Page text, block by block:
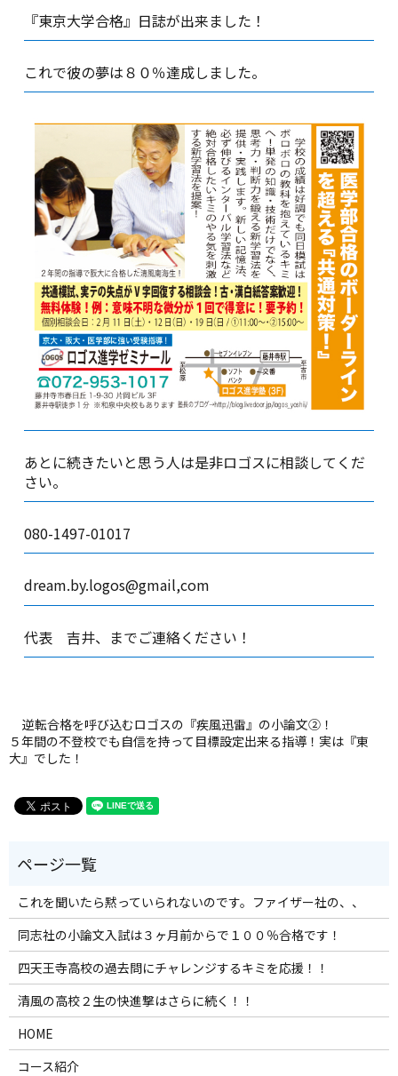
『東京大学合格』日誌が出来ました！
これで彼の夢は８０％達成しました。
あとに続きたいと思う人は是非ロゴスに相談してくだ
さい。
080-1497-01017
dream.by.logos@gmail,com
代表 吉井、までご連絡ください！
逆転合格を呼び込むロゴスの『疾風迅雷』の小論文②！
５年間の不登校でも自信を持って目標設定出来る指導！実は『東
大』でした！
これを聞いたら黙っていられないのです。ファイザー社の、、
同志社の小論文入試は３ヶ月前からで１００％合格です！
四天王寺高校の過去問にチャレンジするキミを応援！！
清風の高校２生の快進撃はさらに続く！！
HOME
コース紹介